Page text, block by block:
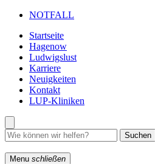
NOTFALL
Startseite
Hagenow
Ludwigslust
Karriere
Neuigkeiten
Kontakt
LUP-Kliniken
Menu schließen